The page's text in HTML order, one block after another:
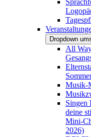
Dropdown
All
Musik-
Singen
deine
Mini-
2026)